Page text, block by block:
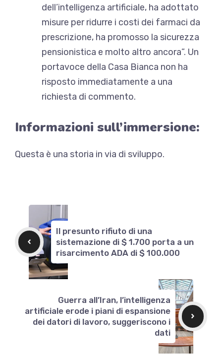
dell’intelligenza artificiale, ha adottato
misure per ridurre i costi dei farmaci da
prescrizione, ha promosso la sicurezza
pensionistica e molto altro ancora”. Un
portavoce della Casa Bianca non ha
risposto immediatamente a una
richiesta di commento.
Informazioni sull’immersione:
Questa è una storia in via di sviluppo.
Il presunto rifiuto di una
sistemazione di $ 1.700 porta a un
risarcimento ADA di $ 100.000
Guerra all’Iran, l’intelligenza
artificiale erode i piani di espansione
dei datori di lavoro, suggeriscono i
dati